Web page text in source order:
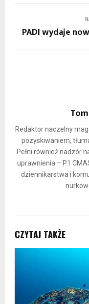
PADI wydaje
Redaktor naczelny
pozyskiwaniem,
Pełni również nadzór
uprawnienia – P1
dziennikarstwa i
CZYTAJ TAKŻE